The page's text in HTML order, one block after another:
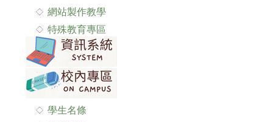
網站製作教學
特殊教育專區
學生名條